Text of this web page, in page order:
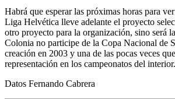
Habrá que esperar las próximas horas para
Liga Helvética lleve adelante el proyecto
otro proyecto para la organización, sino será
Colonia no participe de la Copa Nacional de
creación en 2003 y una de las pocas veces
representación en los campeonatos del interior.
Datos Fernando Cabrera